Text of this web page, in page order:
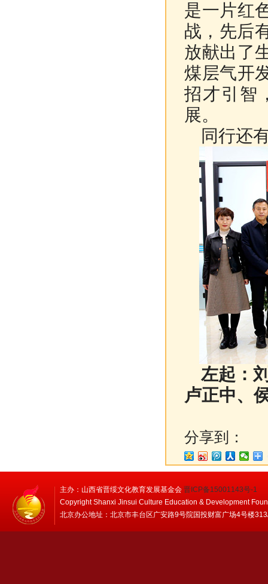
是一片红
战，先后
放献出了
煤层气开
招才引智
展。
同行还
左起：
卢正中、
分享到：
主办：山西省晋绥文化教育发展基金会 晋ICP备15001143号-1
Copyright Shanxi Jinsui Culture Education & Development
北京办公地址：北京市丰台区广安路9号院国投财富广场4号楼